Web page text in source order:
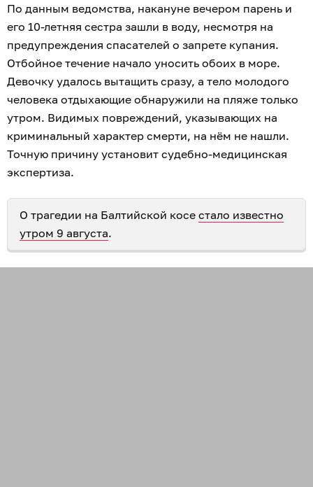
По данным ведомства, накануне вечером парень и
его 10-летняя сестра зашли в воду, несмотря на
предупреждения спасателей о запрете купания.
Отбойное течение начало уносить обоих в море.
Девочку удалось вытащить сразу, а тело молодого
человека отдыхающие обнаружили на пляже только
утром. Видимых повреждений, указывающих на
криминальный характер смерти, на нём не нашли.
Точную причину установит судебно-медицинская
экспертиза.
О трагедии на Балтийской косе стало известно
утром 9 августа.